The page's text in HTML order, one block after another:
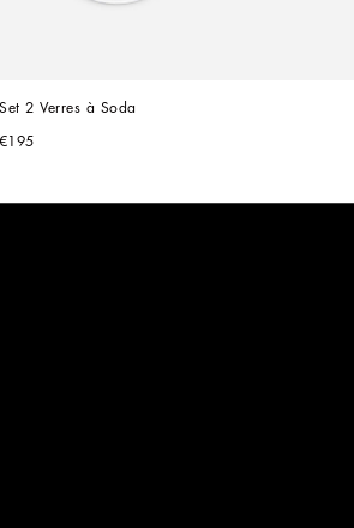
Set 2 Verres à Soda
€195